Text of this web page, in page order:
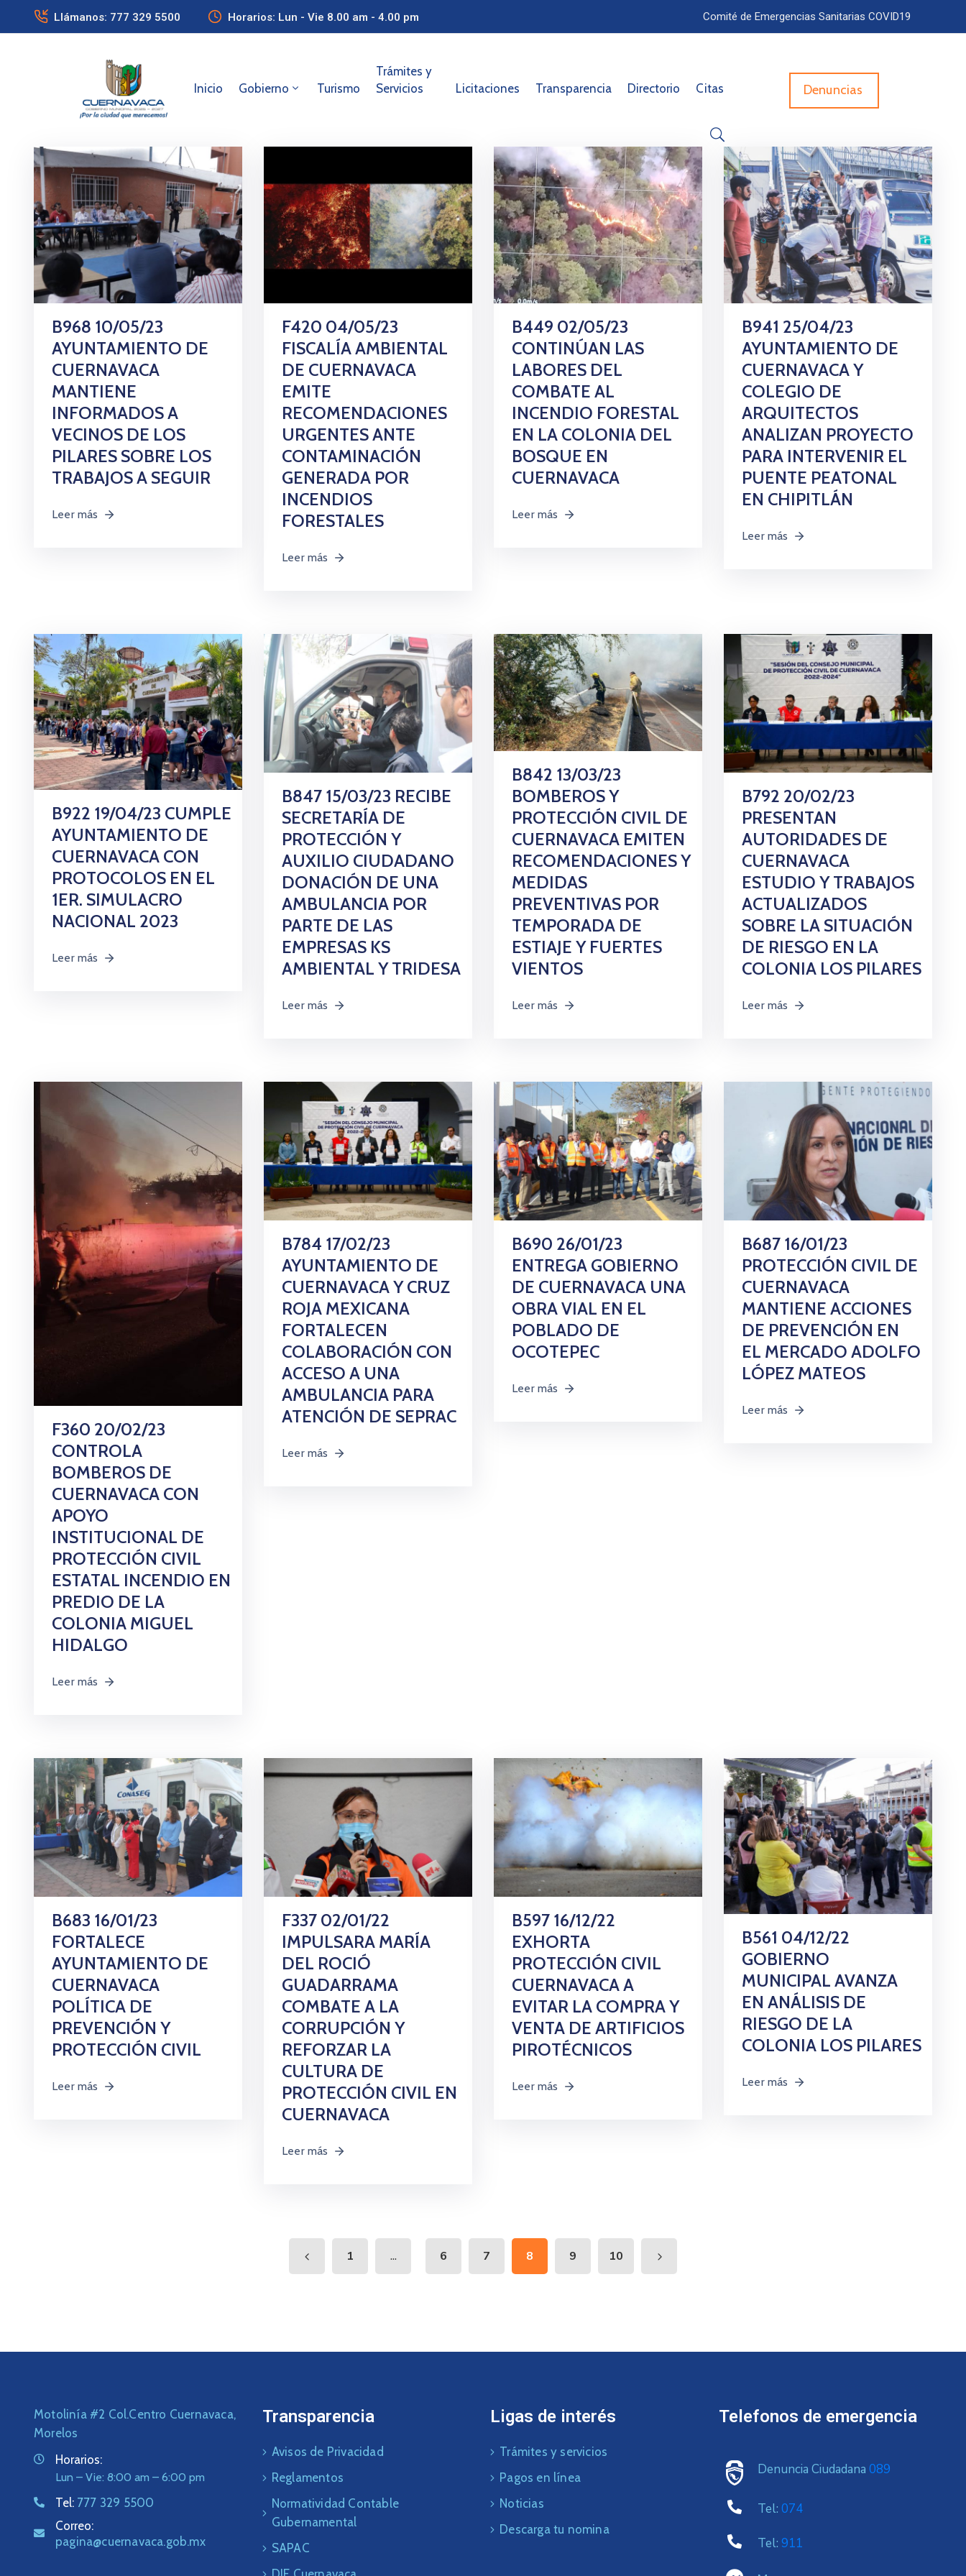
Llámanos: 777 329 5500 Horarios: Lun - Vie 8.00 am - 4.00 pm Comité de Emergencias Sanitarias COVID19
Inicio Gobierno Turismo
Trámites y
Servicios
Licitaciones Transparencia Directorio Citas Denuncias
B968 10/05/23
AYUNTAMIENTO DE
CUERNAVACA
MANTIENE
INFORMADOS A
VECINOS DE LOS
PILARES SOBRE LOS
TRABAJOS A SEGUIR
Leer más
F420 04/05/23
FISCALÍA AMBIENTAL
DE CUERNAVACA
EMITE
RECOMENDACIONES
URGENTES ANTE
CONTAMINACIÓN
GENERADA POR
INCENDIOS
FORESTALES
Leer más
B449 02/05/23
CONTINÚAN LAS
LABORES DEL
COMBATE AL
INCENDIO FORESTAL
EN LA COLONIA DEL
BOSQUE EN
CUERNAVACA
Leer más
B941 25/04/23
AYUNTAMIENTO DE
CUERNAVACA Y
COLEGIO DE
ARQUITECTOS
ANALIZAN PROYECTO
PARA INTERVENIR EL
PUENTE PEATONAL
EN CHIPITLÁN
Leer más
B922 19/04/23 CUMPLE
AYUNTAMIENTO DE
CUERNAVACA CON
PROTOCOLOS EN EL
1ER. SIMULACRO
NACIONAL 2023
Leer más
B847 15/03/23 RECIBE
SECRETARÍA DE
PROTECCIÓN Y
AUXILIO CIUDADANO
DONACIÓN DE UNA
AMBULANCIA POR
PARTE DE LAS
EMPRESAS KS
AMBIENTAL Y TRIDESA
Leer más
B842 13/03/23
BOMBEROS Y
PROTECCIÓN CIVIL DE
CUERNAVACA EMITEN
RECOMENDACIONES Y
MEDIDAS
PREVENTIVAS POR
TEMPORADA DE
ESTIAJE Y FUERTES
VIENTOS
Leer más
B792 20/02/23
PRESENTAN
AUTORIDADES DE
CUERNAVACA
ESTUDIO Y TRABAJOS
ACTUALIZADOS
SOBRE LA SITUACIÓN
DE RIESGO EN LA
COLONIA LOS PILARES
Leer más
F360 20/02/23
CONTROLA
BOMBEROS DE
CUERNAVACA CON
APOYO
INSTITUCIONAL DE
PROTECCIÓN CIVIL
ESTATAL INCENDIO EN
PREDIO DE LA
COLONIA MIGUEL
HIDALGO
Leer más
B784 17/02/23
AYUNTAMIENTO DE
CUERNAVACA Y CRUZ
ROJA MEXICANA
FORTALECEN
COLABORACIÓN CON
ACCESO A UNA
AMBULANCIA PARA
ATENCIÓN DE SEPRAC
Leer más
B690 26/01/23
ENTREGA GOBIERNO
DE CUERNAVACA UNA
OBRA VIAL EN EL
POBLADO DE
OCOTEPEC
Leer más
B687 16/01/23
PROTECCIÓN CIVIL DE
CUERNAVACA
MANTIENE ACCIONES
DE PREVENCIÓN EN
EL MERCADO ADOLFO
LÓPEZ MATEOS
Leer más
B683 16/01/23
FORTALECE
AYUNTAMIENTO DE
CUERNAVACA
POLÍTICA DE
PREVENCIÓN Y
PROTECCIÓN CIVIL
Leer más
F337 02/01/22
IMPULSARA MARÍA
DEL ROCIÓ
GUADARRAMA
COMBATE A LA
CORRUPCIÓN Y
REFORZAR LA
CULTURA DE
PROTECCIÓN CIVIL EN
CUERNAVACA
Leer más
B597 16/12/22
EXHORTA
PROTECCIÓN CIVIL
CUERNAVACA A
EVITAR LA COMPRA Y
VENTA DE ARTIFICIOS
PIROTÉCNICOS
Leer más
B561 04/12/22
GOBIERNO
MUNICIPAL AVANZA
EN ANÁLISIS DE
RIESGO DE LA
COLONIA LOS PILARES
Leer más
1 ... 6 7 8 9 10
Motolinía #2 Col.Centro Cuernavaca,
Morelos
Horarios:
Lun – Vie: 8:00 am – 6:00 pm
Tel: 777 329 5500
Correo:
pagina@cuernavaca.gob.mx
Transparencia
Avisos de Privacidad
Reglamentos
Normatividad Contable
Gubernamental
SAPAC
Ligas de interés
Trámites y servicios
Pagos en línea
Noticias
Descarga tu nomina
Telefonos de emergencia
Denuncia Ciudadana 089
Tel: 074
Tel: 911